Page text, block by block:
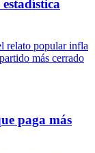
relato popular infla
más cerrado
paga más